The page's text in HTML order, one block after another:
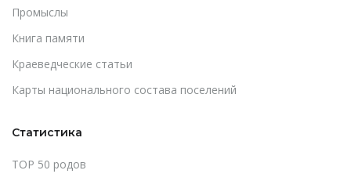
Промыслы
Книга памяти
Краеведческие статьи
Карты национального состава поселений
Статистика
TOP 50 родов